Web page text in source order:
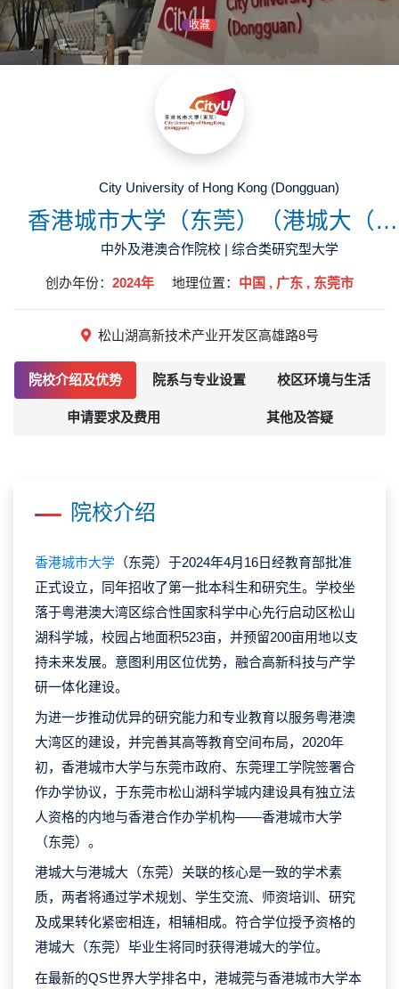
收藏
City University of Hong Kong (Dongguan)
香港城市大学（东莞）（港城大（东莞），CityU(DG)）
中外及港澳合作院校 | 综合类研究型大学
创办年份： 2024年 地理位置： 中国 , 广东 , 东莞市
松山湖高新技术产业开发区高雄路8号
院校介绍及优势 院系与专业设置 校区环境与生活
申请要求及费用 其他及答疑
院校介绍
香港城市大学 （东莞）于2024年4月16日经教育部批准
正式设立，同年招收了第一批本科生和研究生。学校坐
落于粤港澳大湾区综合性国家科学中心先行启动区松山
湖科学城，校园占地面积523亩，并预留200亩用地以支
持未来发展。意图利用区位优势，融合高新科技与产学
研一体化建设。
为进一步推动优异的研究能力和专业教育以服务粤港澳
大湾区的建设，并完善其高等教育空间布局，2020年
初，香港城市大学与东莞市政府、东莞理工学院签署合
作办学协议，于东莞市松山湖科学城内建设具有独立法
人资格的内地与香港合作办学机构——香港城市大学
（东莞）。
港城大与港城大（东莞）关联的核心是一致的学术素
质，两者将通过学术规划、学生交流、师资培训、研究
及成果转化紧密相连，相辅相成。符合学位授予资格的
港城大（东莞）毕业生将同时获得港城大的学位。
在最新的QS世界大学排名中，港城莞与香港城市大学本